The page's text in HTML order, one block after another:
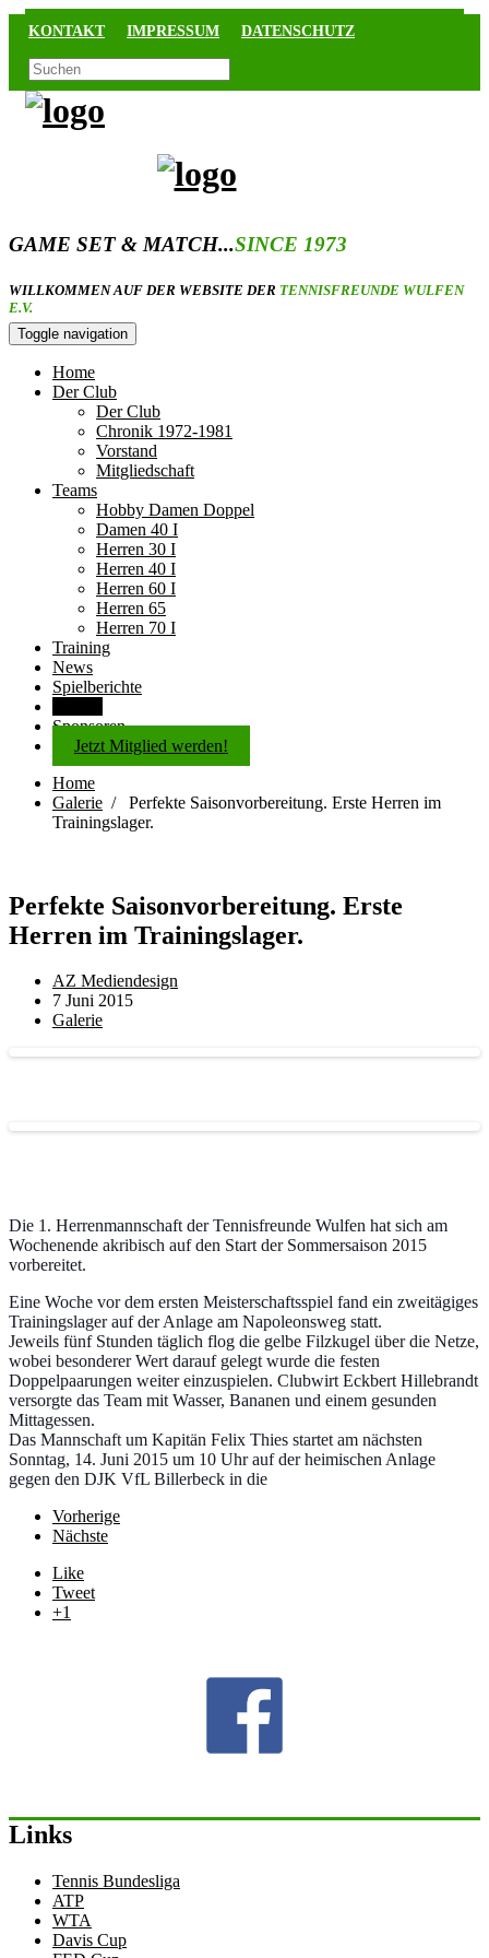
KONTAKT IMPRESSUM DATENSCHUTZ
GAME SET & MATCH...SINCE 1973
WILLKOMMEN AUF DER WEBSITE DER TENNISFREUNDE WULFEN
E.V.
Toggle navigation
Home
Der Club
Der Club
Chronik 1972-1981
Vorstand
Mitgliedschaft
Teams
Hobby Damen Doppel
Damen 40 I
Herren 30 I
Herren 40 I
Herren 60 I
Herren 65
Herren 70 I
Training
News
Spielberichte
Sponsoren
Jetzt Mitglied werden!
Home
Galerie /
Perfekte Saisonvorbereitung. Erste Herren im
Trainingslager.
Perfekte Saisonvorbereitung. Erste
Herren im Trainingslager.
AZ Mediendesign
7 Juni 2015
Galerie
Die 1. Herrenmannschaft der Tennisfreunde Wulfen hat sich am
Wochenende akribisch auf den Start der Sommersaison 2015
vorbereitet.
Eine Woche vor dem ersten Meisterschaftsspiel fand ein zweitägiges
Trainingslager auf der Anlage am Napoleonsweg statt.
Jeweils fünf Stunden täglich flog die gelbe Filzkugel über die Netze,
wobei besonderer Wert darauf gelegt wurde die festen
Doppelpaarungen weiter einzuspielen. Clubwirt Eckbert Hillebrandt
versorgte das Team mit Wasser, Bananen und einem gesunden
Mittagessen.
Das Mannschaft um Kapitän Felix Thies startet am nächsten
Sonntag, 14. Juni 2015 um 10 Uhr auf der heimischen Anlage
gegen den DJK VfL Billerbeck in die
Vorherige
Nächste
Like
Tweet
+1
Links
Tennis Bundesliga
ATP
WTA
Davis Cup